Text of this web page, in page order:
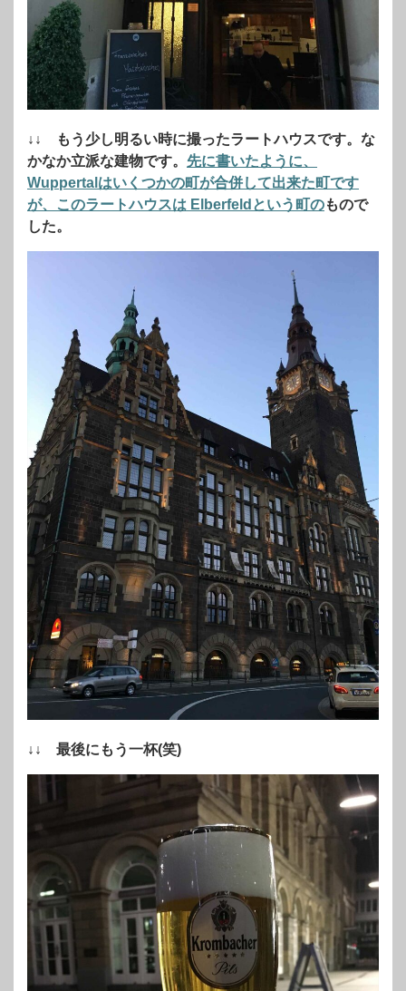
↓↓ もう少し明るい時に撮ったラートハウスです。な
かなか立派な建物です。 先に書いたように、
Wuppertalはいくつかの町が合併して出来た町です
が、このラートハウスは Elberfeldという町のもので
した。
↓↓ 最後にもう一杯(笑)